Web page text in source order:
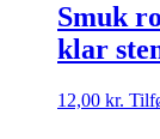
Smuk
klar
12,00 kr.